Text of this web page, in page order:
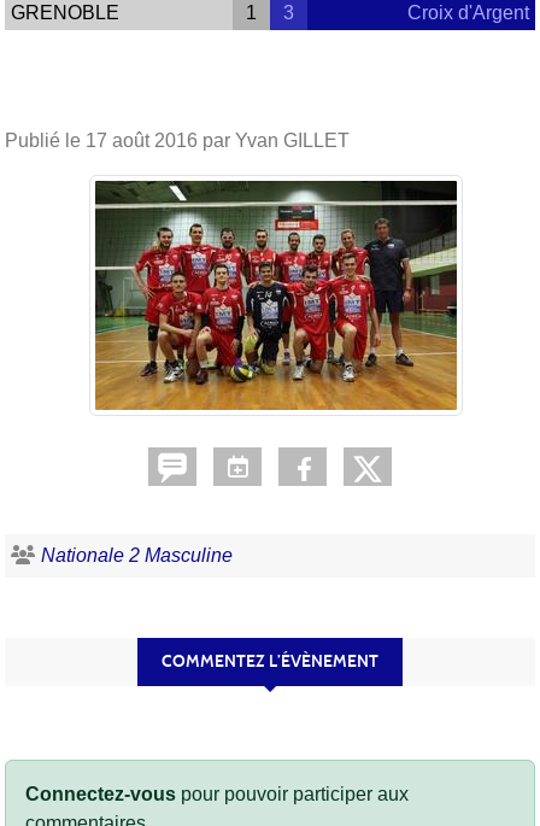
GRENOBLE 1 3 Croix d'Argent
Publié le 17 août 2016 par Yvan GILLET
Nationale 2 Masculine
COMMENTEZ L’ÉVÈNEMENT
Connectez-vous pour pouvoir participer aux